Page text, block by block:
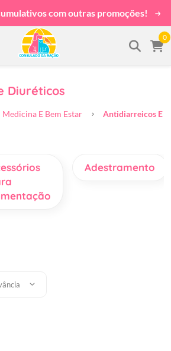
com outras promoções!
0
Diuréticos
Medicina E Bem Estar
Antidiarreicos E
Adestramento